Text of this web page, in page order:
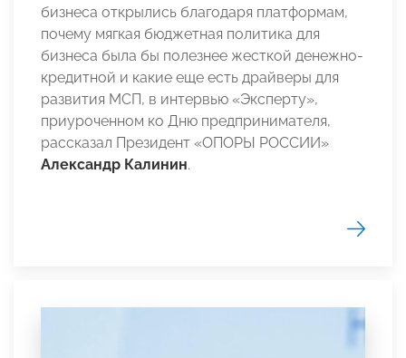
бизнеса открылись благодаря платформам,
почему мягкая бюджетная политика для
бизнеса была бы полезнее жесткой денежно-
кредитной и какие еще есть драйверы для
развития МСП, в интервью «Эксперту»,
приуроченном ко Дню предпринимателя,
рассказал Президент «ОПОРЫ РОССИИ»
Александр Калинин.